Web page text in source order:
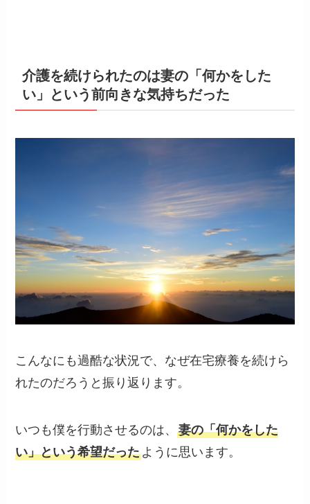
介護を続けられたのは妻の「何かをした
い」という前向きな気持ちだった
こんなにも過酷な状況で、なぜ在宅療養を続けら
れたのだろうと振り返ります。
いつも僕を行動させるのは、妻の「何かをした
い」という希望だったように思います。